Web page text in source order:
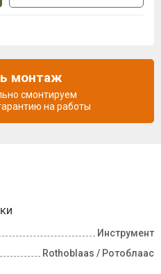
Инструмент
Rothoblaas / Ротоблаас
монтаж
смонтируем
на работы